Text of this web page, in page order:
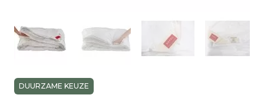
DUURZAME KEUZE